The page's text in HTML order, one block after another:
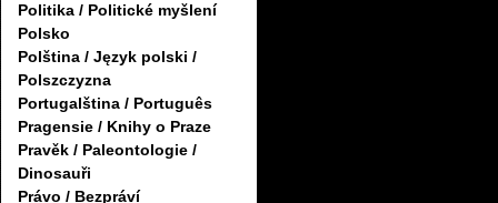
Politika / Politické myšlení
Polsko
Polština / Język polski /
Polszczyzna
Portugalština / Português
Pragensie / Knihy o Praze
Pravěk / Paleontologie /
Dinosauři
Právo / Bezpráví